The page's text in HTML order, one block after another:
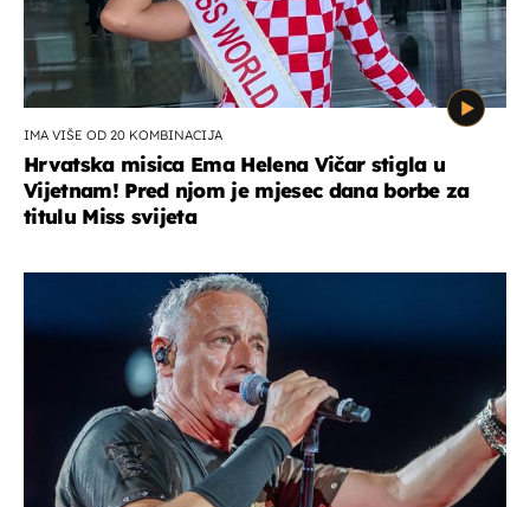
IMA VIŠE OD 20 KOMBINACIJA
Hrvatska misica Ema Helena Vičar stigla u
Vijetnam! Pred njom je mjesec dana borbe za
titulu Miss svijeta